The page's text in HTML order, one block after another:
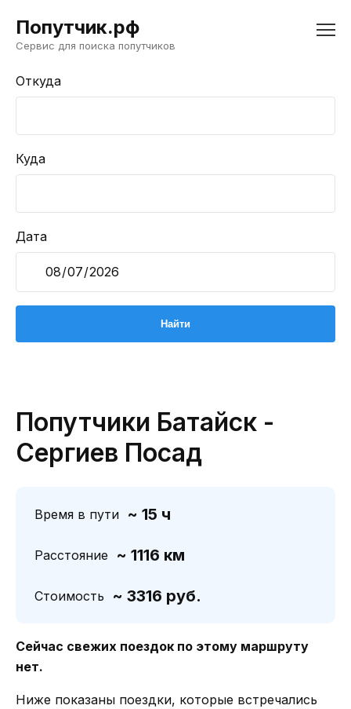
Попутчик.рф
Сервис для поиска попутчиков
Откуда
Куда
Дата
Попутчики Батайск -
Сергиев Посад
Время в пути ~ 15 ч
Расстояние ~ 1116 км
Стоимость ~ 3316 руб.
Сейчас свежих поездок по этому маршруту
нет.
Ниже показаны поездки, которые встречались